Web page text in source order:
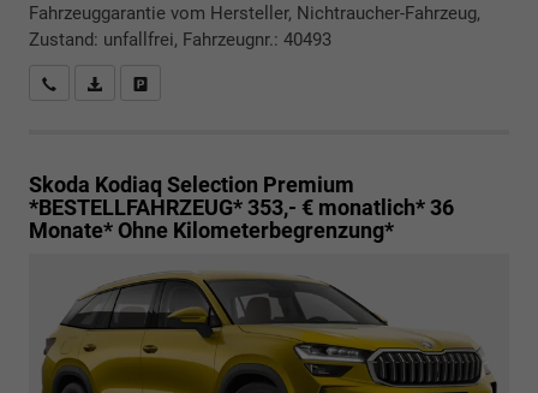
Fahrzeuggarantie vom Hersteller, Nichtraucher-Fahrzeug,
Zustand: unfallfrei, Fahrzeugnr.: 40493
Rückrufbitte absenden
PDF-Datei, Fahrzeugexposé drucken
Skoda Kodiaq Selection Premium
*BESTELLFAHRZEUG* 353,- € monatlich* 36
Monate* Ohne Kilometerbegrenzung*